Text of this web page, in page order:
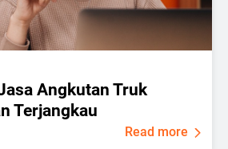
Angkutan Truk
Terjangkau
Read more